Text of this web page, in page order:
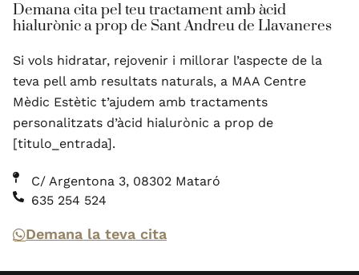
Demana cita pel teu tractament amb àcid
hialurònic a prop de Sant Andreu de Llavaneres
Si vols hidratar, rejovenir i millorar l’aspecte de la
teva pell amb resultats naturals, a MAA Centre
Mèdic Estètic t’ajudem amb tractaments
personalitzats d’àcid hialurònic a prop de
[titulo_entrada].
C/ Argentona 3, 08302 Mataró
635 254 524
Demana la teva cita